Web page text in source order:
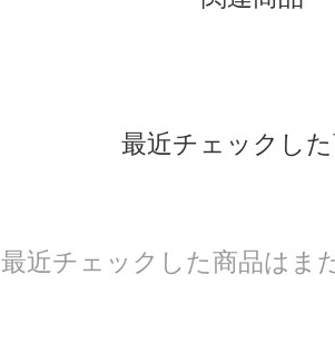
最近チェックし
最近チェックした商品はま